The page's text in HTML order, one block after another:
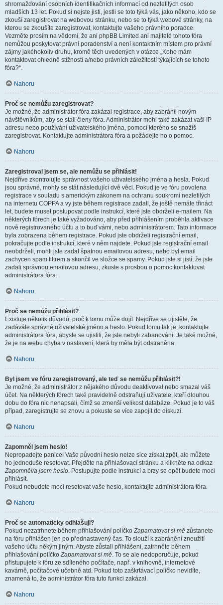
shromažďování osobních identifikačních informací od nezletilých osob
mladších 13 let. Pokud si nejste jisti, jestli se toto týká vás, jako někoho, kdo se
zkouší zaregistrovat na webovou stránku, nebo se to týká webové stránky, na
kterou se zkoušíte zaregistrovat, kontaktujte vašeho právního poradce.
Vezměte prosím na vědomí, že ani phpBB Limited ani majitelé tohoto fóra
nemůžou poskytovat právní poradenství a není kontaktním místem pro právní
zájmy jakéhokoliv druhu, kromě těch uvedených v otázce „Koho mám
kontaktovat ohledně stížnosti a/nebo právních záležitostí týkajících se tohoto
fóra?“.
Nahoru
Proč se nemůžu zaregistrovat?
Je možné, že administrátor fóra zakázal registrace, aby zabránil novým
návštěvníkům, aby se stali členy fóra. Administrátor mohl také zakázat vaši IP
adresu nebo používání uživatelského jména, pomocí kterého se snažíš
zaregistrovat. Kontaktujte administrátora fóra a požádejte ho o pomoc.
Nahoru
Zaregistroval jsem se, ale nemůžu se přihlásit!
Nejdříve zkontrolujte správnost vašeho uživatelského jména a hesla. Pokud
jsou správné, mohly se stát následující dvě věci. Pokud je ve fóru povolena
registrace v souladu s americkým zákonem na ochranu soukromí nezletilých
na internetu COPPA a vy jste během registrace zadali, že ještě nemáte třináct
let, budete muset postupovat podle instrukcí, které jste obdrželi e-mailem. Na
některých fórech je také vyžadováno, aby před přihlášením proběhla aktivace
nově registrovaného účtu a to buď vámi, nebo administrátorem. Tato informace
byla zobrazena během registrace. Pokud jste obdrželi registrační email,
pokračujte podle instrukcí, které v něm najdete. Pokud jste registrační email
neobdrželi, mohli jste zadat špatnou emailovou adresu, nebo byl email
zachycen spam filtrem a skončil ve složce se spamy. Pokud jste si jistí, že jste
zadali správnou emailovou adresu, zkuste s prosbou o pomoc kontaktovat
administrátora fóra.
Nahoru
Proč se nemůžu přihlásit?
Existuje několik důvodů, proč k tomu může dojít. Nejdříve se ujistěte, že
zadáváte správné uživatelské jméno a heslo. Pokud tomu tak je, kontaktujte
administrátora fóra, abyste se ujistili, že jste nebyli zabanováni. Je také možné,
že je na webu chyba v nastavení, která by měla být odstraněna.
Nahoru
Byl jsem ve fóru zaregistrovaný, ale teď se nemůžu přihlásit?!
Je možné, že administrátor z nějakého důvodu deaktivoval nebo smazal váš
účet. Na některých fórech také pravidelně odstraňují uživatele, kteří dlouhou
dobu do fóra nic nenapsali, čímž se zmenší velikost databáze. Pokud je to váš
případ, zaregistrujte se znovu a pokuste se více zapojit do diskuzí.
Nahoru
Zapomněl jsem heslo!
Nepropadejte panice! Vaše původní heslo nelze sice získat zpět, ale můžete
ho jednoduše resetovat. Přejděte na přihlašovací stránku a klikněte na odkaz
Zapomněl/a jsem heslo. Postupujte podle instrukcí a brzy se opět budete moci
přihlásit.
Pokud nebudete moci resetovat vaše heslo, kontaktujte administrátora fóra.
Nahoru
Proč se automaticky odhlašuji?
Pokud nezatrhnete během přihlašování políčkoZapamatovat si mě zůstanete
na fóru přihlášen jen po přednastavený čas. To slouží k zabránění zneužití
vašeho účtu někým jiným. Abyste zůstali přihlášeni, zatrhněte během
přihlašování políčkoZapamatovat si mě. To se ale nedoporučuje, pokud
přistupujete k fóru ze sdíleného počítače, např. v knihovně, internetové
kavárně, počítačové učebně atd. Pokud toto zaškrtávací políčko nevidíte,
znamená to, že administrátor fóra tuto funkci zakázal.
Nahoru